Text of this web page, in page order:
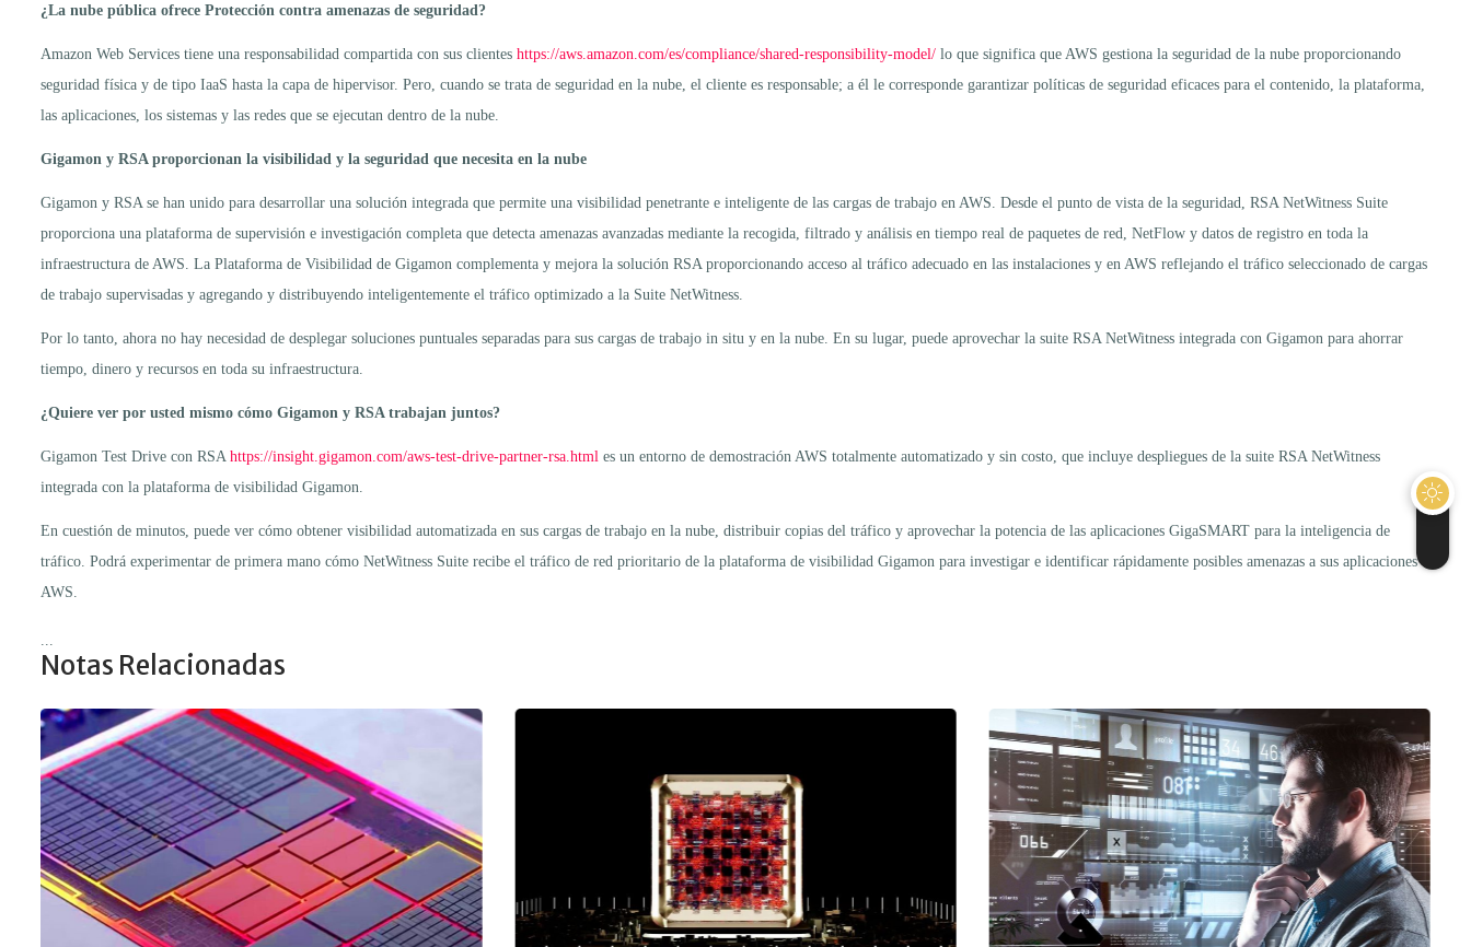
¿La nube pública ofrece Protección contra amenazas de seguridad?
Amazon Web Services tiene una responsabilidad compartida con sus clientes https://aws.amazon.com/es/compliance/shared-responsibility-model/ lo que significa que AWS gestiona la seguridad de la nube proporcionando
seguridad física y de tipo IaaS hasta la capa de hipervisor. Pero, cuando se trata de seguridad en la nube, el cliente es responsable; a él le corresponde garantizar políticas de seguridad eficaces para el contenido, la plataforma,
las aplicaciones, los sistemas y las redes que se ejecutan dentro de la nube.
Gigamon y RSA proporcionan la visibilidad y la seguridad que necesita en la nube
Gigamon y RSA se han unido para desarrollar una solución integrada que permite una visibilidad penetrante e inteligente de las cargas de trabajo en AWS. Desde el punto de vista de la seguridad, RSA NetWitness Suite
proporciona una plataforma de supervisión e investigación completa que detecta amenazas avanzadas mediante la recogida, filtrado y análisis en tiempo real de paquetes de red, NetFlow y datos de registro en toda la
infraestructura de AWS. La Plataforma de Visibilidad de Gigamon complementa y mejora la solución RSA proporcionando acceso al tráfico adecuado en las instalaciones y en AWS reflejando el tráfico seleccionado de cargas
de trabajo supervisadas y agregando y distribuyendo inteligentemente el tráfico optimizado a la Suite NetWitness.
Por lo tanto, ahora no hay necesidad de desplegar soluciones puntuales separadas para sus cargas de trabajo in situ y en la nube. En su lugar, puede aprovechar la suite RSA NetWitness integrada con Gigamon para ahorrar
tiempo, dinero y recursos en toda su infraestructura.
¿Quiere ver por usted mismo cómo Gigamon y RSA trabajan juntos?
Gigamon Test Drive con RSA https://insight.gigamon.com/aws-test-drive-partner-rsa.html es un entorno de demostración AWS totalmente automatizado y sin costo, que incluye despliegues de la suite RSA NetWitness
integrada con la plataforma de visibilidad Gigamon.
En cuestión de minutos, puede ver cómo obtener visibilidad automatizada en sus cargas de trabajo en la nube, distribuir copias del tráfico y aprovechar la potencia de las aplicaciones GigaSMART para la inteligencia de
tráfico. Podrá experimentar de primera mano cómo NetWitness Suite recibe el tráfico de red prioritario de la plataforma de visibilidad Gigamon para investigar e identificar rápidamente posibles amenazas a sus aplicaciones
AWS.
Notas Relacionadas